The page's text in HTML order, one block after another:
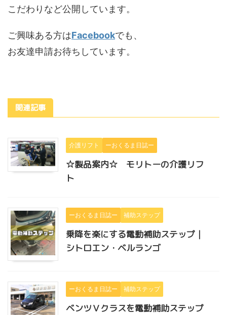
こだわりなど公開しています。
ご興味ある方はFacebookでも、
お友達申請お待ちしています。
関連記事
介護リフト ーおくるま日誌ー
☆製品案内☆ モリトーの介護リフ
ト
ーおくるま日誌ー 補助ステップ
乗降を楽にする電動補助ステップ｜
シトロエン・ベルランゴ
ーおくるま日誌ー 補助ステップ
ベンツＶクラスを電動補助ステップ